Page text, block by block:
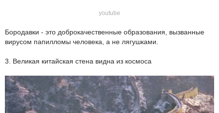
youtube
Бородавки - это доброкачественные образования, вызванные
вирусом папилломы человека, а не лягушками.
3. Великая китайская стена видна из космоса